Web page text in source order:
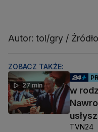
Autor: tol/gry /
ZOBACZ TAKŻE:
27 min
w
TVN24